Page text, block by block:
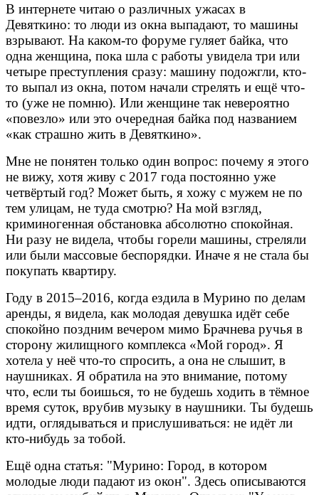
В интернете читаю о различных ужасах в
Девяткино: то люди из окна выпадают, то машины
взрывают. На каком-то форуме гуляет байка, что
одна женщина, пока шла с работы увидела три или
четыре преступления сразу: машину подожгли, кто-
то выпал из окна, потом начали стрелять и ещё что-
то (уже не помню). Или женщине так невероятно
«повезло» или это очередная байка под названием
«как страшно жить в Девяткино».
Мне не понятен только один вопрос: почему я этого
не вижу, хотя живу с 2017 года постоянно уже
четвёртый год? Может быть, я хожу с мужем не по
тем улицам, не туда смотрю? На мой взгляд,
криминогенная обстановка абсолютно спокойная.
Ни разу не видела, чтобы горели машины, стреляли
или были массовые беспорядки. Иначе я не стала бы
покупать квартиру.
Году в 2015–2016, когда ездила в Мурино по делам
аренды, я видела, как молодая девушка идёт себе
спокойно поздним вечером мимо Брачнева ручья в
сторону жилищного комплекса «Мой город». Я
хотела у неё что-то спросить, а она не слышит, в
наушниках. Я обратила на это внимание, потому
что, если ты боишься, то не будешь ходить в тёмное
время суток, врубив музыку в наушники. Ты будешь
идти, оглядываться и прислушиваться: не идёт ли
кто-нибудь за тобой.
Ещё одна статья: "Мурино: Город, в котором
молодые люди падают из окон". Здесь описываются